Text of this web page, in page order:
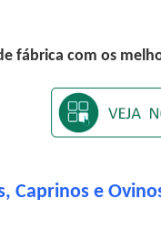
fábrica com os
Caprinos e